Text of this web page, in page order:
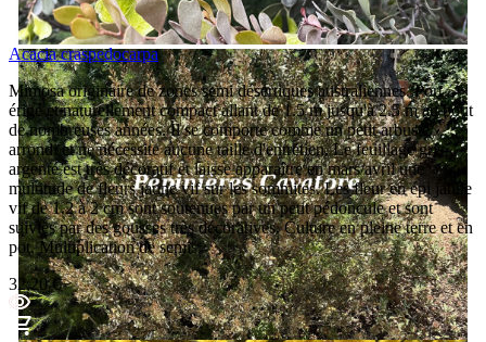
Acacia craspedocarpa
Mimosa originaire de zones semi désertiques australiennes. Port
érigé et naturellement compact allant de 1.5 m jusqu'à 2.5 m au bout
de nombreuses années. Il se comporte comme un petit arbuste
arrondi et ne nécessite aucune taille d'entretien. Le feuillage gris-
argenté est très décoratif et laisse apparaître en mars/avril une
multitude de fleurs jaune vif sur les sommités. Les fleur en épi jaune
vif de 1.2 à 2 cm sont soutenues par un petit pédoncule et sont
suivies par des gousses très décoratives. Culture en pleine terre et en
pot. Multiplication de semis.
32,20 €